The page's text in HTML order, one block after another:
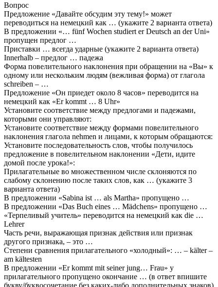
Вопрос
Предложение «Давайте обсудим эту тему!» может
переводиться на немецкий как … (укажите 2 варианта ответа)
В предложении «… fünf Wochen studiert er Deutsch an der Uni»
пропущен предлог …
Приставки … всегда ударные (укажите 2 варианта ответа)
Innerhalb – предлог … падежа
Форма повелительного наклонения при обращении на «Вы» к
одному или нескольким людям (вежливая форма) от глагола
schreiben – …
Предложение «Он приедет около 8 часов» переводится на
немецкий как «Er kommt … 8 Uhr»
Установите соответствие между предлогами и падежами,
которыми они управляют:
Установите соответствие между формами повелительного
наклонения глагола nehmen и лицами, к которым обращаются:
Установите последовательность слов, чтобы получилось
предложение в повелительном наклонении «Дети, идите
домой после урока!»:
Прилагательные во множественном числе склоняются по
слабому склонению после таких слов, как … (укажите 3
варианта ответа)
В предложении «Sabina ist … als Martha» пропущено …
В предложении «Das Buch eines … Mädchens» пропущено …
«Терпеливый учитель» переводится на немецкий как die …
Lehrer
Часть речи, выражающая признак действия или признак
другого признака, – это …
Степени сравнения прилагательного «холодный»: … – kälter –
am kältesten
В предложении «Er kommt mit seiner jung… Frau» у
прилагательного пропущено окончание … (в ответ впишите
букву/буквосочетание без каких-либо дополнительных знаков)